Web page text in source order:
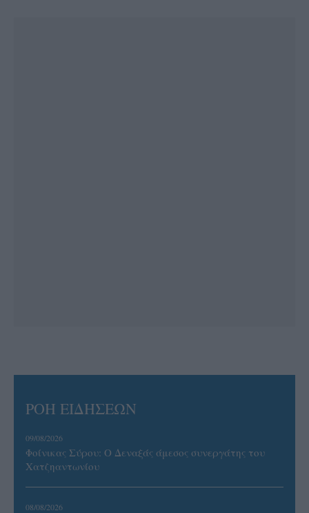
ΡΟΗ ΕΙΔΗΣΕΩΝ
09/08/2026
Φοίνικας Σύρου: Ο Δεναξάς άμεσος συνεργάτης του
Χατζηαντωνίου
08/08/2026